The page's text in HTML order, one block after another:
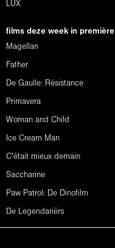
LUX
films deze week in première
Magellan
Father
De Gaulle: Résistance
Primavera
Woman and Child
Ice Cream Man
C'était mieux demain
Saccharine
Paw Patrol: De Dinofilm
De Legendariërs